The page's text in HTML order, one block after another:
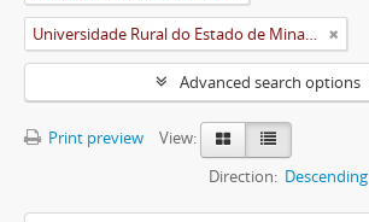
Universidade Rural do Estado de Minas Gerais (Uremg)
Advanced search options
Print preview
View:
Direction: Descending